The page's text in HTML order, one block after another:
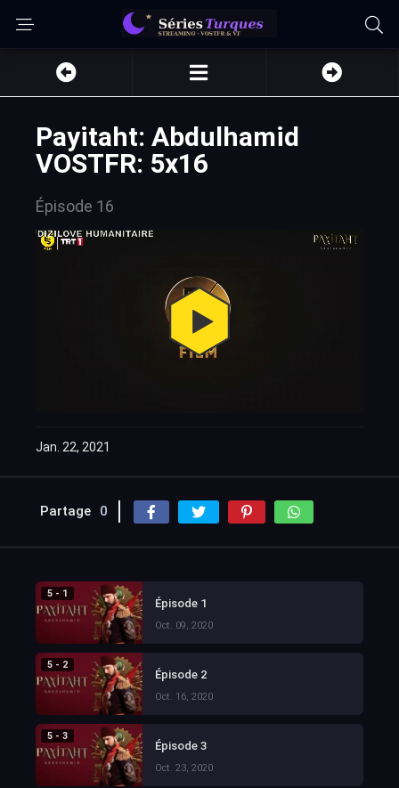
Payitaht: Abdulhamid
VOSTFR: 5x16
Épisode 16
Jan. 22, 2021
Partage 0
5 - 1
Épisode 1
Oct. 09, 2020
5 - 2
Épisode 2
Oct. 16, 2020
5 - 3
Épisode 3
Oct. 23, 2020